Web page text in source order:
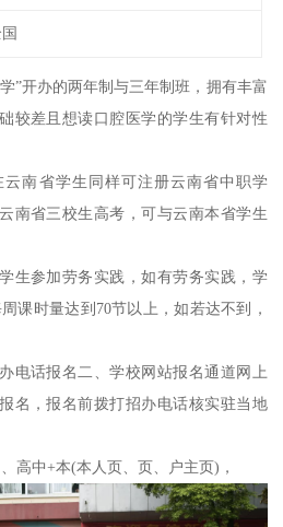
”开办的两年制与三年制班，拥有丰富
较差且想读口腔医学的学生有针对性
南省学生同样可注册云南省中职学
南省三校生高考，可与云南本省学生
生参加劳务实践，如有劳务实践，学
课时量达到70节以上，如若达不到，
电话报名二、学校网站报名通道网上
名，报名前拨打招办电话核实驻当地
高中+本(本人页、页、户主页)，